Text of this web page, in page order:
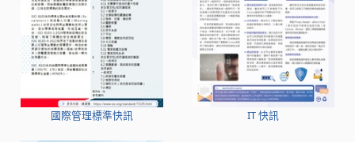
國際管理標準快訊 IT 快訊